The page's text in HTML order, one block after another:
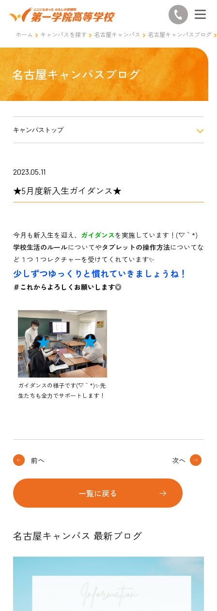
ホーム キャンパスを探す 名古屋キャンパス 名古屋キャンパスブログ
名古屋キャンパスブログ
キャンパストップ
2023.05.11
★5月度新入生ガイダンス★
今月も新入生を迎え、 ガイダンスを実施しています！(´▽｀*)
学校生活のルールについてやタブレットの操作方法についてな
ど１つ１つレクチャーを受けてくれています✨
少しずつゆっくりと慣れていきましょうね！
＃これからよろしくお願いします◎
ガイダンスの様子です(´▽｀*)✨先
生たちも全力でサポートします！
前へ
一覧に戻る
次へ
名古屋キャンパス 最新ブログ